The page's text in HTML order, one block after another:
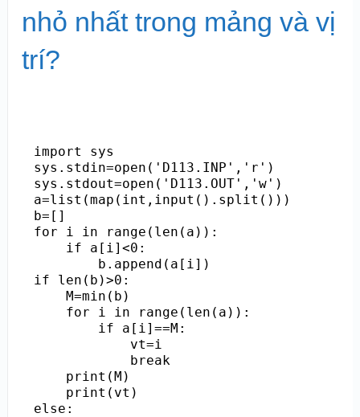
nhỏ nhất trong mảng và vị
trí?
import sys
sys.stdin=open('D113.INP','r')
sys.stdout=open('D113.OUT','w')
a=list(map(int,input().split()))
b=[]
for i in range(len(a)):
    if a[i]<0:
        b.append(a[i])
if len(b)>0:
    M=min(b)
    for i in range(len(a)):
        if a[i]==M:
            vt=i
            break
    print(M)
    print(vt)
else: